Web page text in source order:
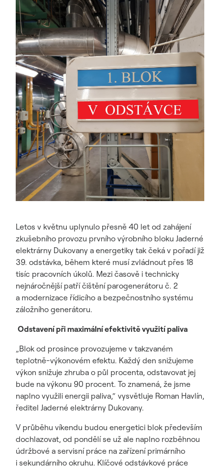
Letos v květnu uplynulo přesně 40 let od zahájení
zkušebního provozu prvního výrobního bloku Jaderné
elektrárny Dukovany a energetiky tak čeká v pořadí již
39. odstávka, během které musí zvládnout přes 18
tisíc pracovních úkolů. Mezi časově i technicky
nejnáročnější patří čištění parogenerátoru č. 2
a modernizace řídicího a bezpečnostního systému
záložního generátoru.
Odstavení při maximální efektivitě využití paliva
„Blok od prosince provozujeme v takzvaném
teplotně-výkonovém efektu. Každý den snižujeme
výkon snižuje zhruba o půl procenta, odstavovat jej
bude na výkonu 90 procent. To znamená, že jsme
naplno využili energii paliva,“ vysvětluje Roman Havlín,
ředitel Jaderné elektrárny Dukovany.
V průběhu víkendu budou energetici blok především
dochlazovat, od pondělí se už ale naplno rozběhnou
údržbové a servisní práce na zařízení primárního
i sekundárního okruhu. Klíčové odstávkové práce